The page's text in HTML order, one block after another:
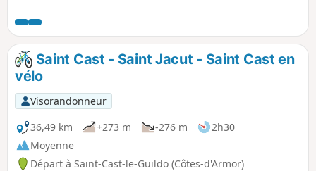
mais attention en cas de fortes pluies.
Saint Cast - Saint Jacut - Saint Cast en
vélo
Visorandonneur
36,49 km
+273 m -276 m
2h30
Moyenne
Départ à Saint-Cast-le-Guildo (Côtes-d'Armor)